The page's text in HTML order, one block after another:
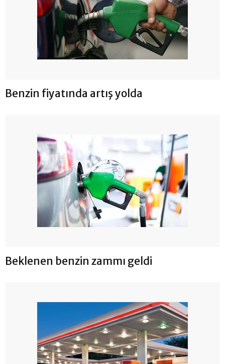
Benzin fiyatında artış yolda
Beklenen benzin zammı geldi